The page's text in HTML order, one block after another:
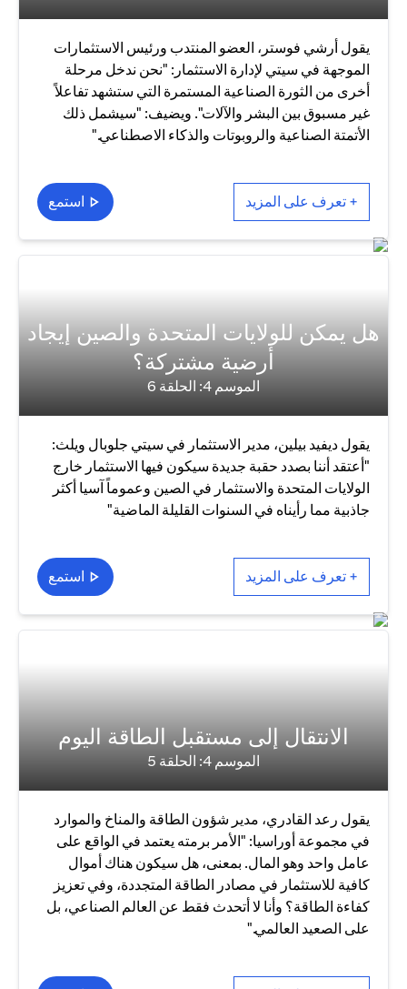
يقول أرشي فوستر، العضو المنتدب ورئيس الاستثمارات
الموجهة في سيتي لإدارة الاستثمار: "نحن ندخل مرحلة
أخرى من الثورة الصناعية المستمرة التي ستشهد تفاعلاً
غير مسبوق بين البشر والآلات". ويضيف: "سيشمل ذلك
الأتمتة الصناعية والروبوتات والذكاء الاصطناعي."
+ تعرف على المزيد استمع
هل يمكن للولايات المتحدة والصين إيجاد
أرضية مشتركة؟
الموسم 4: الحلقة 6
يقول ديفيد بيلين، مدير الاستثمار في سيتي جلوبال ويلث:
"أعتقد أننا بصدد حقبة جديدة سيكون فيها الاستثمار خارج
الولايات المتحدة والاستثمار في الصين وعموماً آسيا أكثر
جاذبية مما رأيناه في السنوات القليلة الماضية"
+ تعرف على المزيد استمع
الانتقال إلى مستقبل الطاقة اليوم
الموسم 4: الحلقة 5
يقول رعد القادري، مدير شؤون الطاقة والمناخ والموارد
في مجموعة أوراسيا: "الأمر برمته يعتمد في الواقع على
عامل واحد وهو المال. بمعنى، هل سيكون هناك أموال
كافية للاستثمار في مصادر الطاقة المتجددة، وفي تعزيز
كفاءة الطاقة؟ وأنا لا أتحدث فقط عن العالم الصناعي، بل
على الصعيد العالمي."